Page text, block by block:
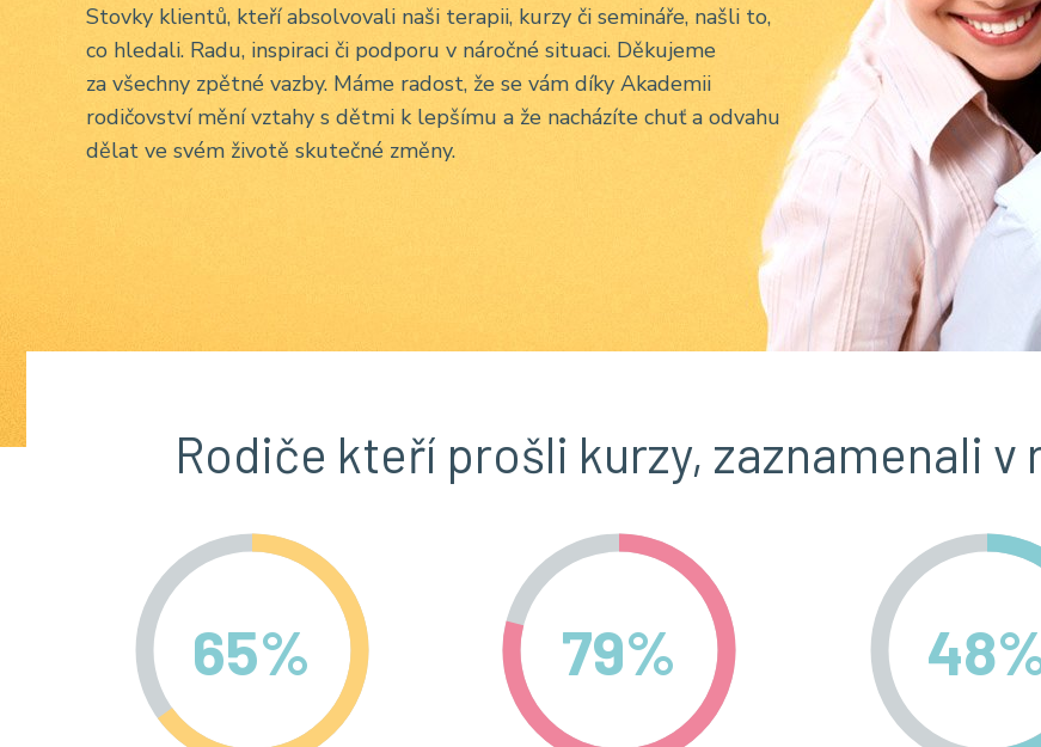
Stovky klientů, kteří absolvovali naši terapii, kurzy či semináře, našli to,
co hledali. Radu, inspiraci či podporu v náročné situaci. Děkujeme
za všechny zpětné vazby. Máme radost, že se vám díky Akademii
rodičovství mění vztahy s dětmi k lepšímu a že nacházíte chuť a odvahu
dělat ve svém životě skutečné změny.
Rodiče kteří prošli kurzy, zaznamenali
65% 79% 48